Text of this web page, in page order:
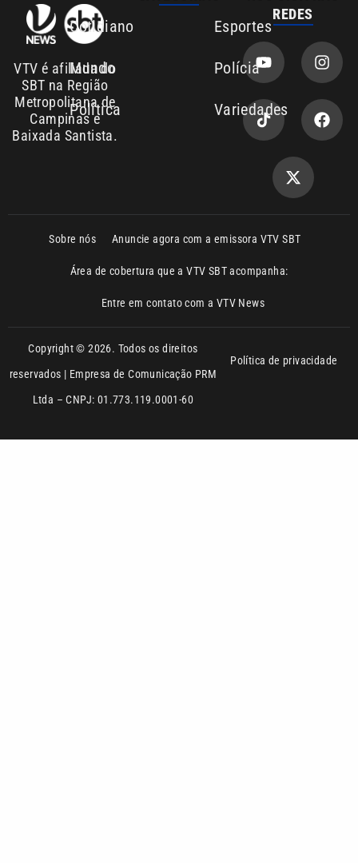
VTV é afiliada do
SBT na Região
Metropolitana de
Campinas e
Baixada Santista.
Mundo Polícia
Política Variedades
Anuncie agora com a emissora VTV SBT
Copyright © 2026. Todos os direitos